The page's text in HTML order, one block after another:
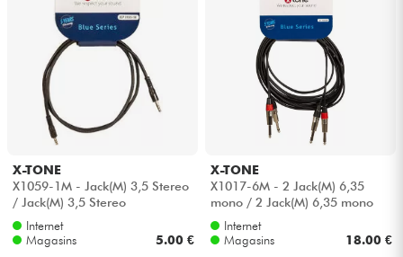
X-TONE
X1059-1M - Jack(M) 3,5 Stereo
/ Jack(M) 3,5 Stereo
Internet
Magasins
5.00 €
X-TONE
X1017-6M - 2 Jack(M) 6,35
mono / 2 Jack(M) 6,35 mono
Internet
Magasins
18.00 €